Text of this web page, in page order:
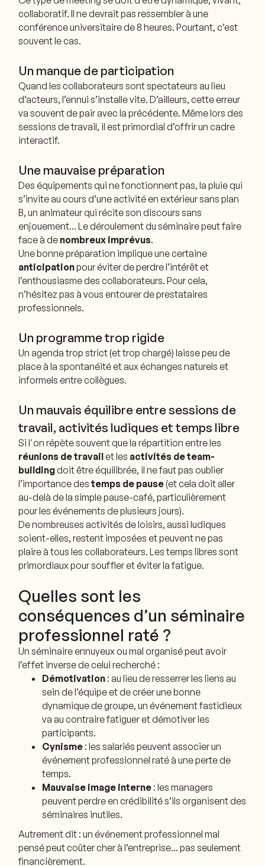
collaboratif. Il ne devrait pas ressembler à une
conférence universitaire de 8 heures. Pourtant, c’est
souvent le cas.
Un manque de participation
Quand les collaborateurs sont spectateurs au lieu
d’acteurs, l’ennui s’installe vite. D’ailleurs, cette erreur
va souvent de pair avec la précédente. Même lors des
sessions de travail, il est primordial d’offrir un cadre
interactif.
Une mauvaise préparation
Des équipements qui ne fonctionnent pas, la pluie qui
s’invite au cours d’une activité en extérieur sans plan
B, un animateur qui récite son discours sans
enjouement… Le déroulement du séminaire peut faire
face à de nombreux imprévus.
Une bonne préparation implique une certaine
anticipationpour éviter de perdre l’intérêt et
l’enthousiasme des collaborateurs. Pour cela,
n’hésitez pas à vous entourer de prestataires
professionnels.
Un programme trop rigide
Un agenda trop strict (et trop chargé) laisse peu de
place à la spontanéité et aux échanges naturels et
informels entre collègues.
Un mauvais équilibre entre sessions de
travail, activités ludiques et temps libre
Si l'on répète souvent que la répartition entre les
réunions de travailet les activités de team-
buildingdoit être équilibrée, il ne faut pas oublier
l’importance destemps de pause(et cela doit aller
au-delà de la simple pause-café, particulièrement
pour les événements de plusieurs jours).
De nombreuses activités de loisirs, aussi ludiques
soient-elles, restent imposées et peuvent ne pas
plaire à tous les collaborateurs. Les temps libres sont
primordiaux pour souffler et éviter la fatigue.
Quelles sont les
conséquences d’un séminaire
professionnel raté ?
Un séminaire ennuyeux ou mal organisé peut avoir
l’effet inverse de celui recherché :
Démotivation : au lieu de resserrer les liens au
sein de l’équipe et de créer une bonne
dynamique de groupe, un événement fastidieux
va au contraire fatiguer et démotiver les
participants.
Cynisme : les salariés peuvent associer un
événement professionnel raté à une perte de
temps.
Mauvaise image interne : les managers
peuvent perdre en crédibilité s’ils organisent des
séminaires inutiles.
Autrement dit : un événement professionnel mal
pensé peut coûter cher à l’entreprise… pas seulement
financièrement.